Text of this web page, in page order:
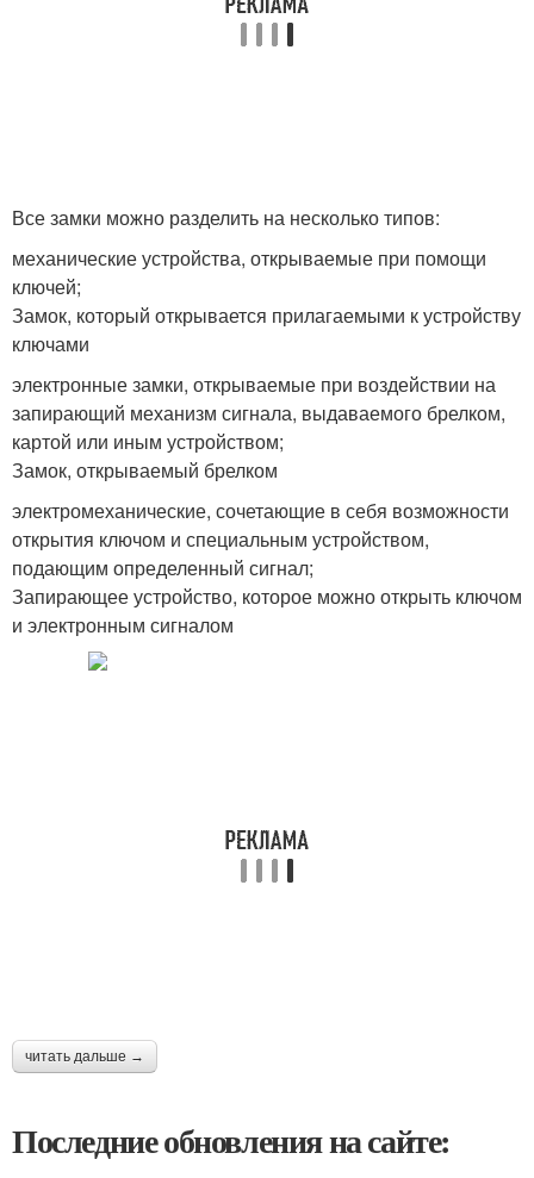
Все замки можно разделить на несколько типов:
механические устройства, открываемые при помощи
ключей;
Замок, который открывается прилагаемыми к устройству
ключами
электронные замки, открываемые при воздействии на
запирающий механизм сигнала, выдаваемого брелком,
картой или иным устройством;
Замок, открываемый брелком
электромеханические, сочетающие в себя возможности
открытия ключом и специальным устройством,
подающим определенный сигнал;
Запирающее устройство, которое можно открыть ключом
и электронным сигналом
читать дальше →
Последние обновления на сайте: